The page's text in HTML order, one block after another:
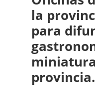
la
para
provincia.